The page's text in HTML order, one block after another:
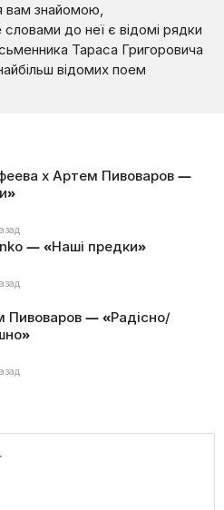
вам знайомою,
до неї є відомі рядки
Тараса Григоровича
відомих поем
x Артем Пивоваров —
— «Наші предки»
Пивоваров — «Радісно/